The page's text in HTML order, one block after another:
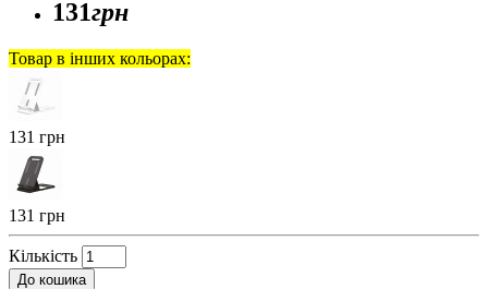
131грн
Товар в інших кольорах:
131 грн
131 грн
Кількість
До кошика